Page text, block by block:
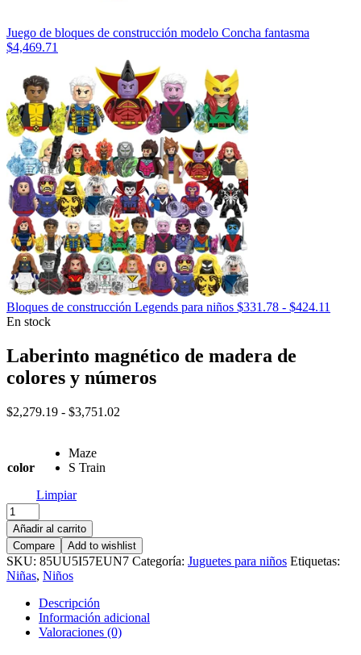
Juego de bloques de construcción modelo Concha fantasma
$4,469.71
Bloques de construcción Legends para niños $331.78 - $424.11
En stock
Laberinto magnético de madera de
colores y números
$2,279.19 - $3,751.02
color
Maze
S Train
Limpiar
Laberinto
magnético
de
madera
de
colores
números
cantidad
Añadir al carrito
Compare
Add to wishlist
SKU: 85UU5I57EUN7 Categoría: Juguetes para niños Etiquetas:
Niñas, Niños
Descripción
Información adicional
Valoraciones (0)